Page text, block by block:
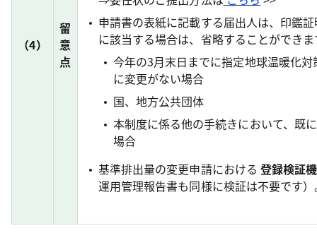
（4）
留
意
点
申請書の表紙に記載する届出人は、印鑑
に該当する場合は、省略することができま
今年の3月末日までに指定地球温暖化
に変更がない場合
国、地方公共団体
本制度に係る他の手続きにおいて、既
場合
基準排出量の変更申請における 登録検証
運用管理報告書も同様に検証は不要です